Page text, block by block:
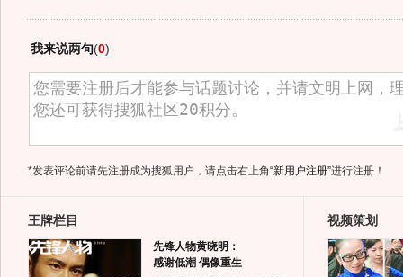
我来说两句(0)
*发表评论前请先注册成为搜狐用户，请点击右上角“新用户注册”进行注册！
王牌栏目
先锋人物黄晓明：
感谢低潮 偶像重生
视频策划